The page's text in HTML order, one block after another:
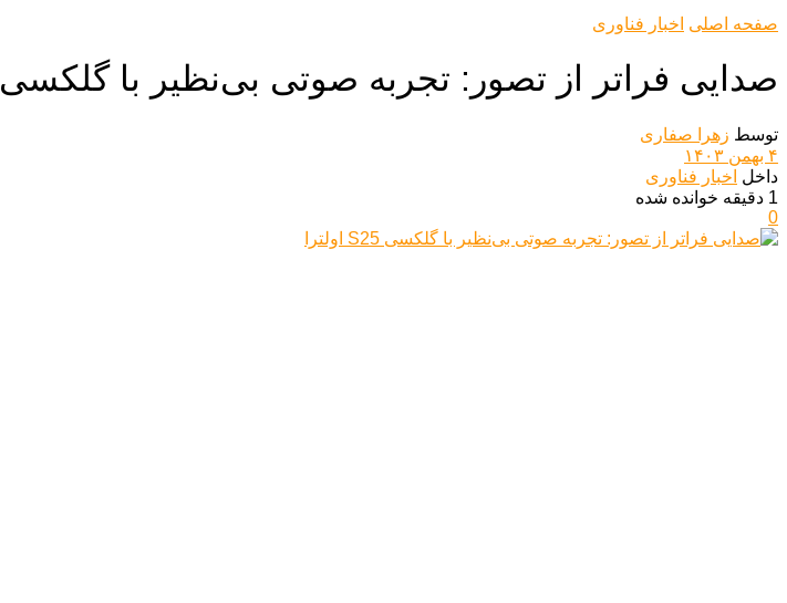
صفحه اصلی اخبار فناوری
صدایی فراتر از تصور: تجربه صوتی بی‌نظیر با گلکسی S25 اولترا
توسط زهرا صفاری
۴ بهمن ۱۴۰۳
داخل اخبار فناوری
1 دقیقه خوانده شده
0